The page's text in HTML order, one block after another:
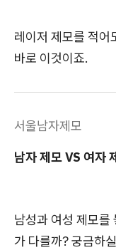
레이저 제모를 적
바로 이것이죠.
서울남자제모
남자 제모 VS 여자
남성과 여성 제모를
가 다를까? 궁금하